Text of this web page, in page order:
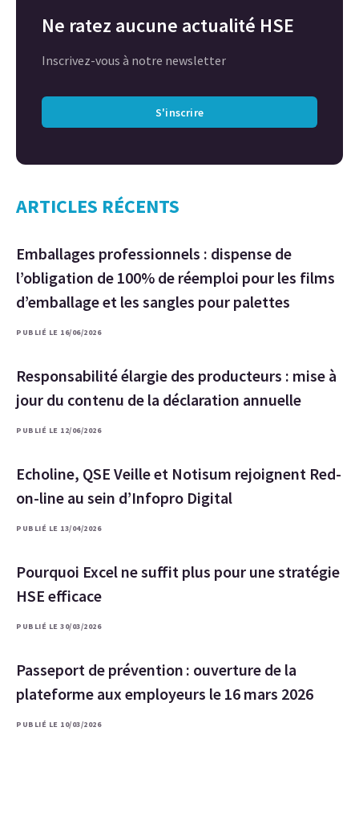
Ne ratez aucune actualité HSE
Inscrivez-vous à notre newsletter
S'inscrire
ARTICLES RÉCENTS
Emballages professionnels : dispense de
l’obligation de 100% de réemploi pour les films
d’emballage et les sangles pour palettes
PUBLIÉ LE 16/06/2026
Responsabilité élargie des producteurs : mise à
jour du contenu de la déclaration annuelle
PUBLIÉ LE 12/06/2026
Echoline, QSE Veille et Notisum rejoignent Red-
on-line au sein d’Infopro Digital
PUBLIÉ LE 13/04/2026
Pourquoi Excel ne suffit plus pour une stratégie
HSE efficace
PUBLIÉ LE 30/03/2026
Passeport de prévention : ouverture de la
plateforme aux employeurs le 16 mars 2026
PUBLIÉ LE 10/03/2026